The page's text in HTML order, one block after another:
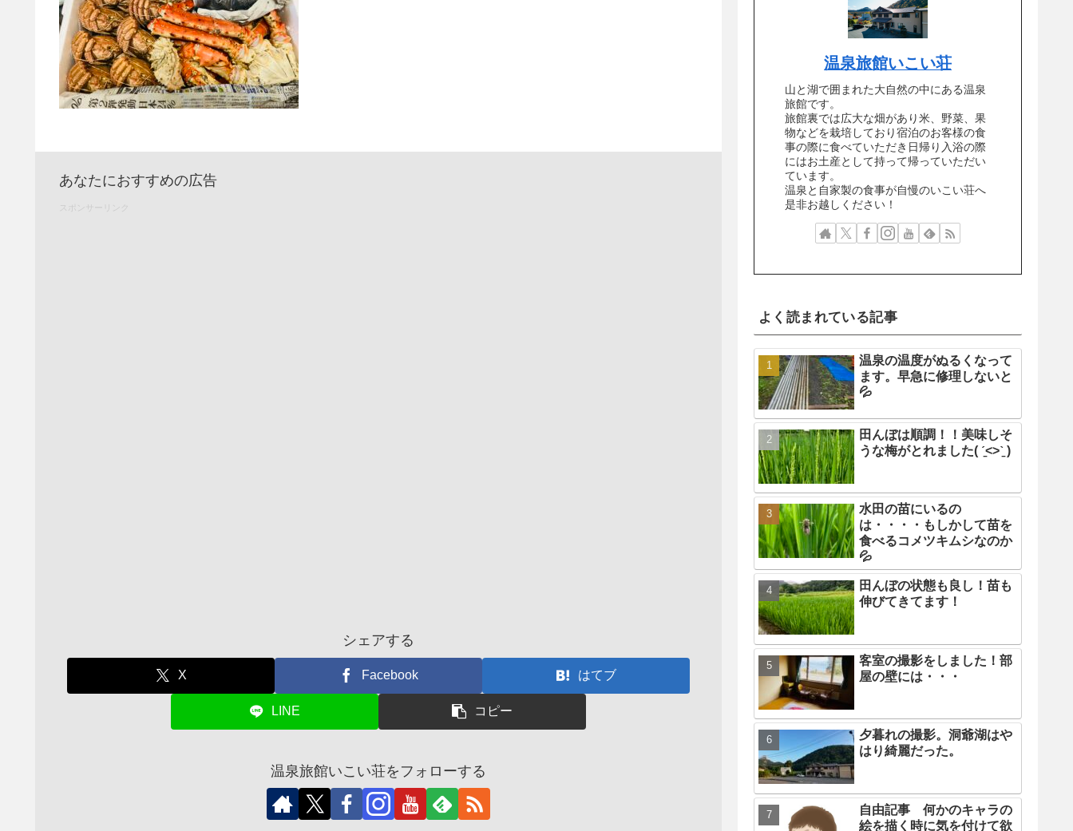
あなたにおすすめの広告
スポンサーリンク
シェアする
X Facebook はてブ
LINE コピー
温泉旅館いこい荘をフォローする
温泉旅館いこい荘
山と湖で囲まれた大自然の中にある温泉
旅館です。
旅館裏では広大な畑があり米、野菜、果
物などを栽培しており宿泊のお客様の食
事の際に食べていただき日帰り入浴の際
にはお土産として持って帰っていただい
ています。
温泉と自家製の食事が自慢のいこい荘へ
是非お越しください！
よく読まれている記事
温泉の温度がぬるくなって
ます。早急に修理しないと
💦
田んぼは順調！！美味しそ
うな梅がとれました( ˊ̱˂˃ˋ̱ )
水田の苗にいるの
は・・・・もしかして苗を
食べるコメツキムシなのか
💦
田んぼの状態も良し！苗も
伸びてきてます！
客室の撮影をしました！部
屋の壁には・・・
夕暮れの撮影。洞爺湖はや
はり綺麗だった。
自由記事 何かのキャラの
絵を描く時に気を付けて欲